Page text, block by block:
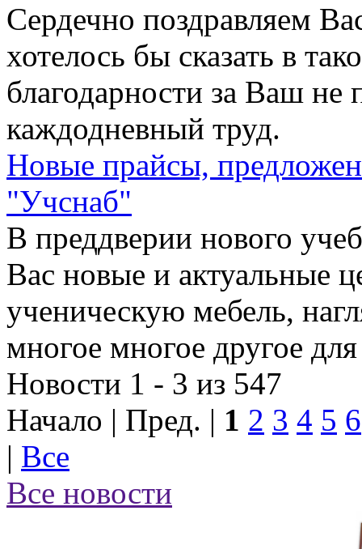
Сердечно поздравляем
хотелось бы сказать в
благодарности за Ваш
каждодневный труд.
Новые прайсы,
"Учснаб"
В преддверии нового
Вас новые и актуальные
ученическую мебель,
многое многое другое
Новости 1 - 3 из 547
Начало | Пред. | 1 2 3 4 5 6
| Все
Все новости